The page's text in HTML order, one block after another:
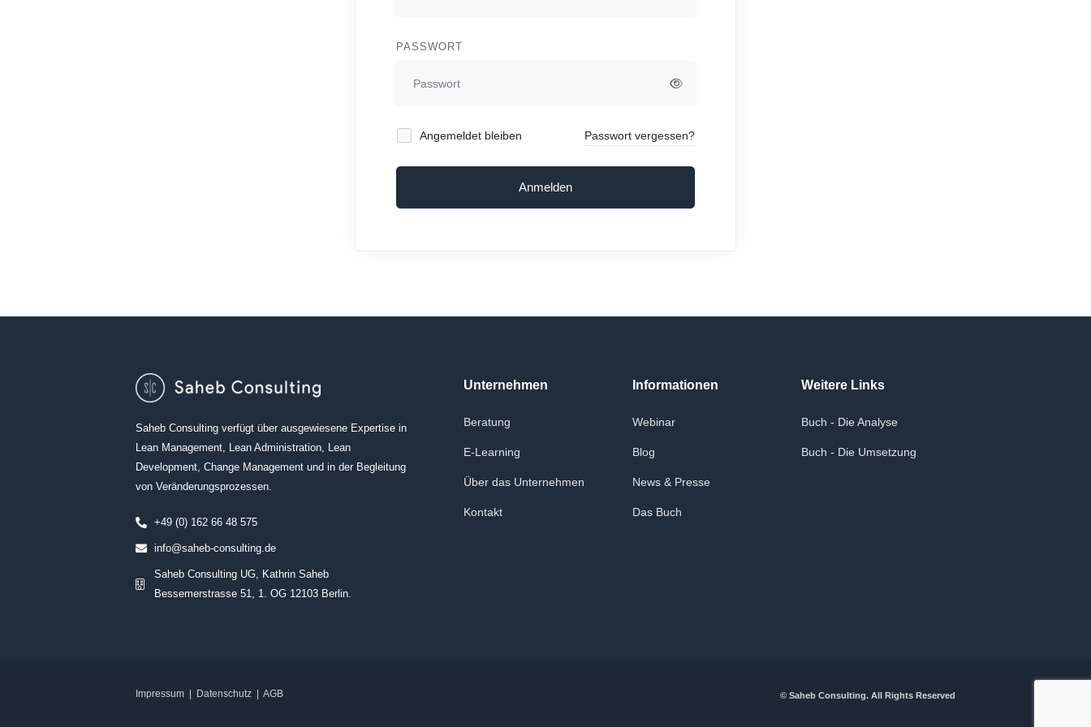
PASSWORT
Angemeldet bleiben Passwort vergessen?
Anmelden
Saheb Consulting verfügt über ausgewiesene Expertise in
Lean Management, Lean Administration, Lean
Development, Change Management und in der Begleitung
von Veränderungsprozessen.
+49 (0) 162 66 48 575
info@saheb-consulting.de
Saheb Consulting UG, Kathrin Saheb
Bessemerstrasse 51, 1. OG 12103 Berlin.
Unternehmen
Beratung
E-Learning
Über das Unternehmen
Kontakt
Informationen
Webinar
Blog
News & Presse
Das Buch
Weitere Links
Buch - Die Analyse
Buch - Die Umsetzung
Impressum Datenschutz AGB © Saheb Consulting. All Rights Reserved